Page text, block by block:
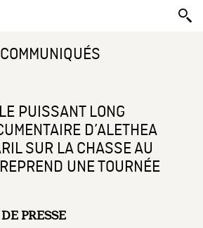
COMMUNIQUÉS
PUISSANT LONG
D’ALETHEA
SUR LA CHASSE AU
UNE TOURNÉE
PRESSE